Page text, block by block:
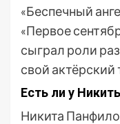
«Беспечный
«Первое
сыграл роли
свой актёрский
Есть ли у
Никита